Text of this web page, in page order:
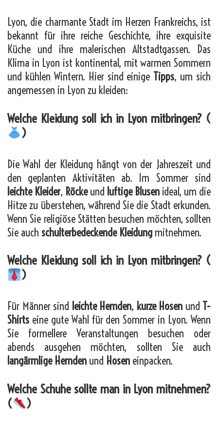
Lyon, die charmante Stadt im Herzen Frankreichs, ist
bekannt für ihre reiche Geschichte, ihre exquisite
Küche und ihre malerischen Altstadtgassen. Das
Klima in Lyon ist kontinental, mit warmen Sommern
und kühlen Wintern. Hier sind einige Tipps, um sich
angemessen in Lyon zu kleiden:
Welche Kleidung soll ich in Lyon mitbringen? (
)
Die Wahl der Kleidung hängt von der Jahreszeit und
den geplanten Aktivitäten ab. Im Sommer sind
leichte Kleider, Röckeund luftige Blusen ideal, um die
Hitze zu überstehen, während Sie die Stadt erkunden.
Wenn Sie religiöse Stätten besuchen möchten, sollten
Sie auch schulterbedeckende Kleidung mitnehmen.
Welche Kleidung soll ich in Lyon mitbringen? (
)
Für Männer sind leichte Hemden, kurze Hosen und T-
Shirts eine gute Wahl für den Sommer in Lyon. Wenn
Sie formellere Veranstaltungen besuchen oder
abends ausgehen möchten, sollten Sie auch
langärmlige Hemden und Hosen einpacken.
Welche Schuhe sollte man in Lyon mitnehmen?
(
)